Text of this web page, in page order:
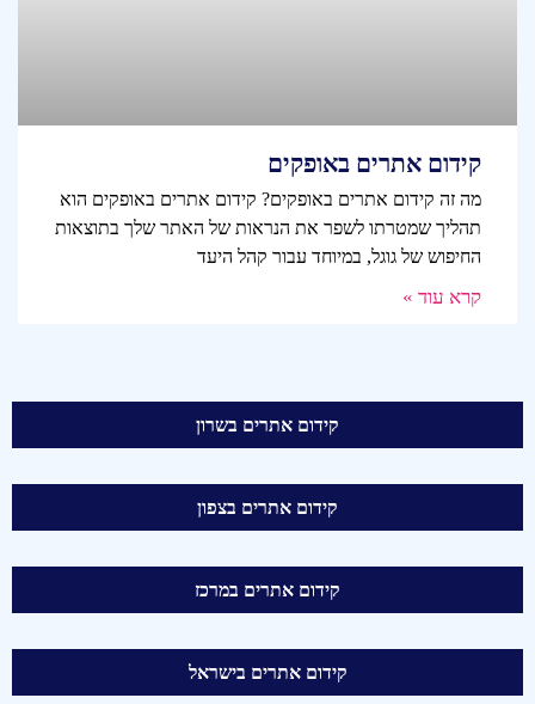
קידום אתרים באופקים
מה זה קידום אתרים באופקים? קידום אתרים באופקים הוא
תהליך שמטרתו לשפר את הנראות של האתר שלך בתוצאות
החיפוש של גוגל, במיוחד עבור קהל היעד
קרא עוד »
קידום אתרים בשרון
קידום אתרים בצפון
קידום אתרים במרכז
קידום אתרים בישראל